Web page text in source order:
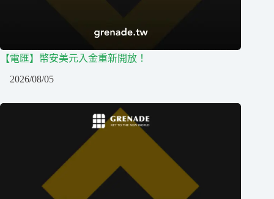
【電匯】幣安美元入金重新開放！
2026/08/05